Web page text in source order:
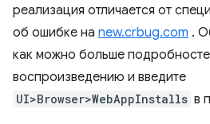
реализация отличается от
об ошибке на new.crbug.com .
как можно больше
воспроизведению и введите
UI>Browser>WebAppInstalls в